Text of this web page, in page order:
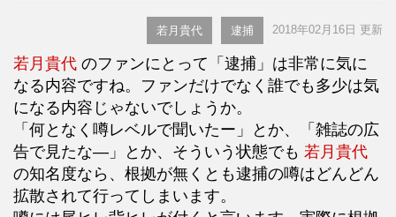
若月貴代 逮捕 2018年02月16日 更新
若月貴代 のファンにとって「逮捕」は非常に気に
なる内容ですね。ファンだけでなく誰でも多少は気
になる内容じゃないでしょうか。
「何となく噂レベルで聞いたー」とか、「雑誌の広
告で見たな―」とか、そういう状態でも 若月貴代
の知名度なら、根拠が無くとも逮捕の噂はどんどん
拡散されて行ってしまいます。